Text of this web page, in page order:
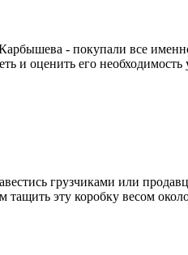
Карбышева - покупали все
и оценить его
грузчиками или
эту коробку весом